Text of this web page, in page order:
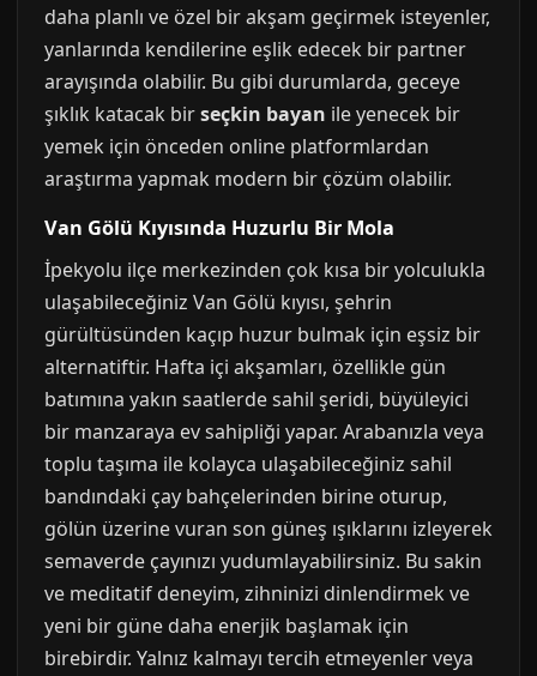
daha planlı ve özel bir akşam geçirmek isteyenler,
yanlarında kendilerine eşlik edecek bir partner
arayışında olabilir. Bu gibi durumlarda, geceye
şıklık katacak birseçkin bayan ile yenecek bir
yemek için önceden online platformlardan
araştırma yapmak modern bir çözüm olabilir.
Van Gölü Kıyısında Huzurlu Bir Mola
İpekyolu ilçe merkezinden çok kısa bir yolculukla
ulaşabileceğiniz Van Gölü kıyısı, şehrin
gürültüsünden kaçıp huzur bulmak için eşsiz bir
alternatiftir. Hafta içi akşamları, özellikle gün
batımına yakın saatlerde sahil şeridi, büyüleyici
bir manzaraya ev sahipliği yapar. Arabanızla veya
toplu taşıma ile kolayca ulaşabileceğiniz sahil
bandındaki çay bahçelerinden birine oturup,
gölün üzerine vuran son güneş ışıklarını izleyerek
semaverde çayınızı yudumlayabilirsiniz. Bu sakin
ve meditatif deneyim, zihninizi dinlendirmek ve
yeni bir güne daha enerjik başlamak için
birebirdir. Yalnız kalmayı tercih etmeyenler veya